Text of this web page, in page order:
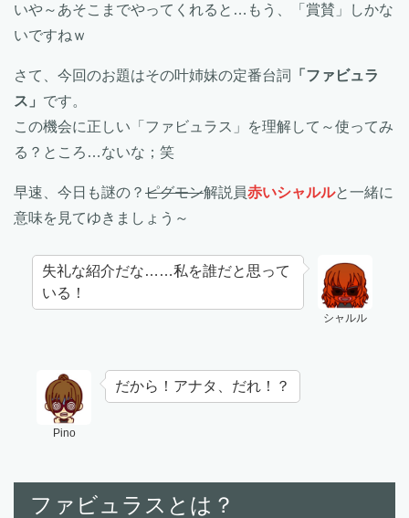
いや～あそこまでやってくれると…もう、「賞賛」しかな
いですねｗ
さて、今回のお題はその叶姉妹の定番台詞
「ファビュラ
ス」 です。
この機会に正しい「ファビュラス」を理解して～使ってみ
る？ところ…ないな；笑
早速、今日も謎の？ ピグモン解説員赤いシャルルと一緒に
意味を見てゆきましょう～
シャルル
失礼な紹介だな……私を誰だと思って
いる！
Pino
だから！アナタ、だれ！？
ファビュラスとは？